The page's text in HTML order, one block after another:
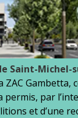
Saint-Michel-
ZAC Gambetta,
permis, par
et d’une